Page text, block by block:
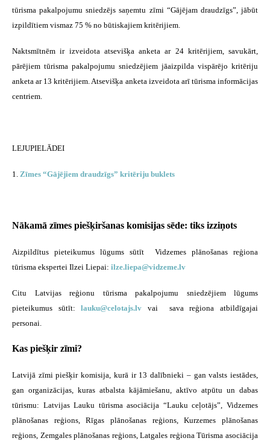
tūrisma pakalpojumu sniedzējs saņemtu zīmi “Gājējam draudzīgs”, jābūt
izpildītiem vismaz 75 % no būtiskajiem kritērijiem.
Naktsmītnēm ir izveidota atsevišķa anketa ar 24 kritērijiem, savukārt,
pārējiem tūrisma pakalpojumu sniedzējiem jāaizpilda vispārējo kritēriju
anketa ar 13 kritērijiem. Atsevišķa anketa izveidota arī tūrisma informācijas
centriem.
LEJUPIELĀDEI
1. Zīmes “Gājējiem draudzīgs” kritēriju buklets
Nākamā zīmes piešķiršanas komisijas sēde: tiks izziņots
Aizpildītus pieteikumus lūgums sūtīt Vidzemes plānošanas reģiona
tūrisma ekspertei Ilzei Liepai: ilze.liepa@vidzeme.lv
Citu Latvijas reģionu tūrisma pakalpojumu sniedzējiem lūgums
pieteikumus sūtīt:lauku@celotajs.lv vai sava reģiona atbildīgajai
personai.
Kas piešķir zīmi?
Latvijā zīmi piešķir komisija, kurā ir 13 dalībnieki – gan valsts iestādes,
gan organizācijas, kuras atbalsta kājāmiešanu, aktīvo atpūtu un dabas
tūrismu: Latvijas Lauku tūrisma asociācija “Lauku ceļotājs”, Vidzemes
plānošanas reģions, Rīgas plānošanas reģions, Kurzemes plānošanas
reģions, Zemgales plānošanas reģions, Latgales reģiona Tūrisma asociācija